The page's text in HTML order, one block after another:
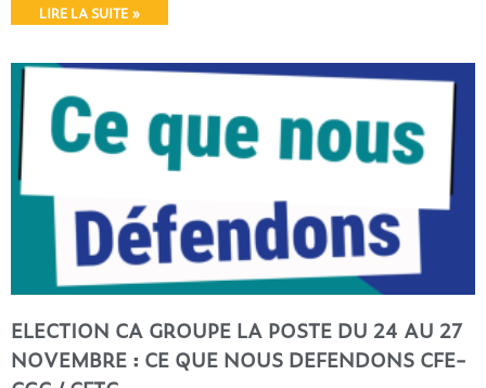
LIRE LA SUITE »
ELECTION CA GROUPE LA POSTE DU 24 AU 27
NOVEMBRE : CE QUE NOUS DEFENDONS CFE-